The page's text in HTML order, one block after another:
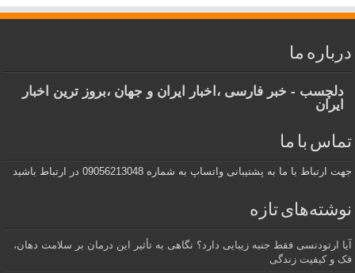
درباره ما
دلچسب - خبر فارسی ،اخبار ایران و جهان ،بروز ترین اخبار
ایران
تماس با ما
جهت ارتباط با ما به پشتیبانی واتساپ به شماره 09056213048 در ارتباط باشید
نوشته‌های تازه
آیا ارتودنسی فقط جنبه زیبایی دارد؟ نگاهی به تأثیر این درمان بر سلامت دهان،
فک و کیفیت زندگی